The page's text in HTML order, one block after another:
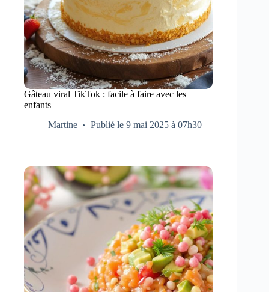
Gâteau viral TikTok : facile à faire avec les
enfants
Martine
Publié le 9 mai 2025 à 07h30